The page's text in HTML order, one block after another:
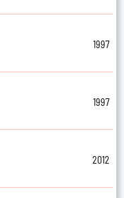
1997
1997
2012